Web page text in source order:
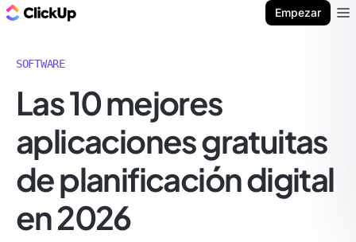
Empezar
SOFTWARE
Las 10 mejores
aplicaciones gratuitas
de planificación digital
en 2026